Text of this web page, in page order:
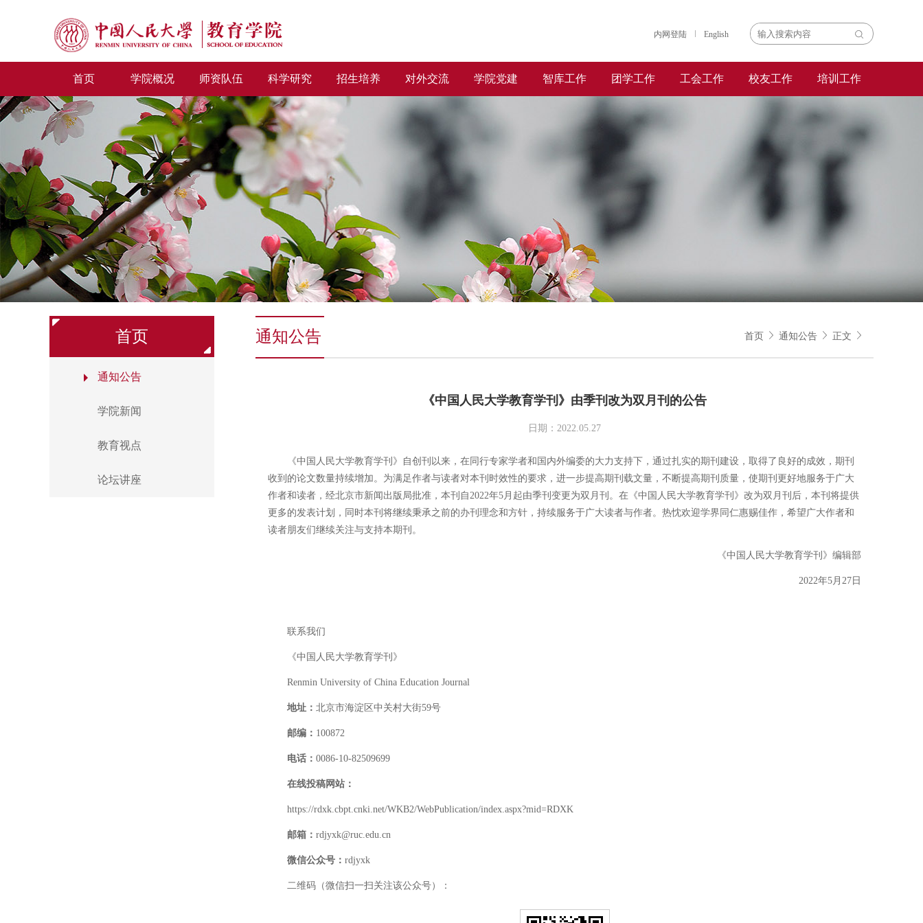
内网登陆 English
首页 学院概况 师资队伍 科学研究 招生培养 对外交流 学院党建 智库工作 团学工作 工会工作 校友工作 培训工作
首页
通知公告
学院新闻
教育视点
论坛讲座
通知公告 首页 通知公告 正文
《中国人民大学教育学刊》由季刊改为双月刊的公告
日期：2022.05.27
《中国人民大学教育学刊》自创刊以来，在同行专家学者和国内外编委的大力支持下，通过扎实的期刊建设，取得了良好的成效，期刊
收到的论文数量持续增加。为满足作者与读者对本刊时效性的要求，进一步提高期刊载文量，不断提高期刊质量，使期刊更好地服务于广大
作者和读者，经北京市新闻出版局批准，本刊自2022年5月起由季刊变更为双月刊。在《中国人民大学教育学刊》改为双月刊后，本刊将提供
更多的发表计划，同时本刊将继续秉承之前的办刊理念和方针，持续服务于广大读者与作者。热忱欢迎学界同仁惠赐佳作，希望广大作者和
读者朋友们继续关注与支持本期刊。
《中国人民大学教育学刊》编辑部
2022年5月27日
联系我们
《中国人民大学教育学刊》
Renmin University of China Education Journal
地址： 北京市海淀区中关村大街59号
邮编： 100872
电话： 0086-10-82509699
在线投稿网站：
https://rdxk.cbpt.cnki.net/WKB2/WebPublication/index.aspx?mid=RDXK
邮箱： rdjyxk@ruc.edu.cn
微信公众号： rdjyxk
二维码（微信扫一扫关注该公众号）：